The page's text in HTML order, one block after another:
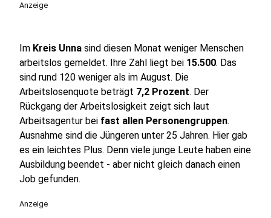
Anzeige
Im Kreis Unna sind diesen Monat weniger Menschen
arbeitslos gemeldet. Ihre Zahl liegt bei 15.500. Das
sind rund 120 weniger als im August. Die
Arbeitslosenquote beträgt 7,2 Prozent. Der
Rückgang der Arbeitslosigkeit zeigt sich laut
Arbeitsagentur bei fast allen Personengruppen.
Ausnahme sind die Jüngeren unter 25 Jahren. Hier gab
es ein leichtes Plus. Denn viele junge Leute haben eine
Ausbildung beendet - aber nicht gleich danach einen
Job gefunden.
Anzeige